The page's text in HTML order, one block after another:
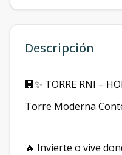
Descripción
🏢✨ TORRE RNI –
Torre Moderna
🔥 Invierte o vive